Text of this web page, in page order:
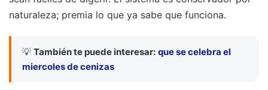
naturaleza; premia lo que ya sabe que funciona.
💡 También te puede interesar: que se celebra el
miercoles de cenizas